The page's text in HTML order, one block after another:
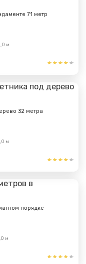
71 метр
м
32 метра
м
порядке
м
свяжется с